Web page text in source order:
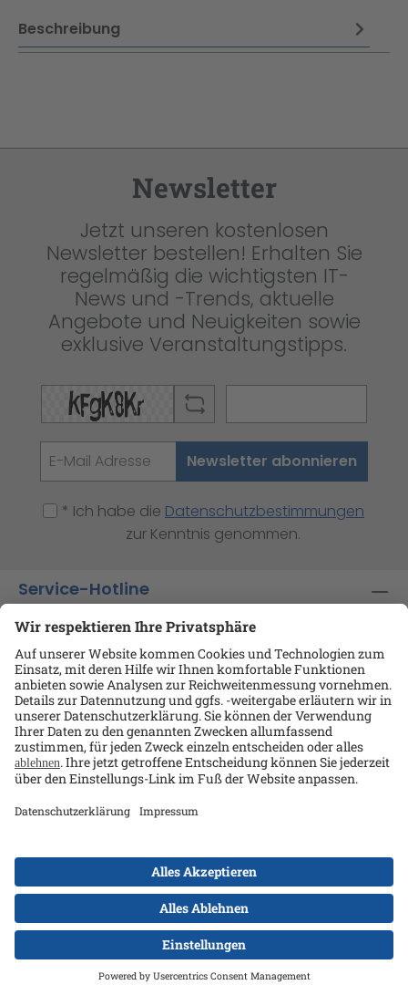
Beschreibung
Newsletter
Jetzt unseren kostenlosen
Newsletter bestellen! Erhalten Sie
regelmäßig die wichtigsten IT-
News und -Trends, aktuelle
Angebote und Neuigkeiten sowie
exklusive Veranstaltungstipps.
Newsletter abonnieren
* Ich habe die Datenschutzbestimmungen
zur Kenntnis genommen.
Service-Hotline
Shop-Service
Informationen
Ansprechpartner
Kontakt
Alle Preise exkl. gesetzl. Mehrwertsteuer zzgl.
Versandkostenund ggf. Nachnahmegebühren, wenn
nicht anders angegeben.